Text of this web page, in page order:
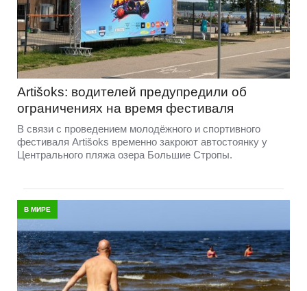
Artišoks: водителей предупредили об
ограничениях на время фестиваля
В связи с проведением молодёжного и спортивного
фестиваля Artišoks временно закроют автостоянку у
Центрального пляжа озера Большие Стропы.
В МИРЕ